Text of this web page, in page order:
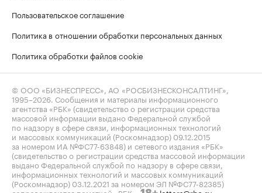
Пользовательское соглашение
Политика в отношении обработки персональных данных
Политика обработки файлов cookie
© ООО «БИЗНЕСПРЕСС», АО «РОСБИЗНЕСКОНСАЛТИНГ»,
1995–2026 . Сообщения и материалы информационного
агентства «РБК» (свидетельство о регистрации средства
массовой информации выдано Федеральной службой
по надзору в сфере связи, информационных технологий
и массовых коммуникаций (Роскомнадзор) 09.12.2015
за номером ИА №ФС77-63848) и сетевого издания «РБК»
(свидетельство о регистрации средства массовой информации
выдано Федеральной службой по надзору в сфере связи,
информационных технологий и массовых коммуникаций
(Роскомнадзор) 03.12.2021 за номером ЭЛ №ФС77-82385)